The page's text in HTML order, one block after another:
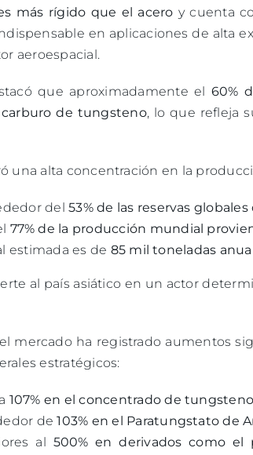
más rígido que el acero y cuenta
en aplicaciones de alta
aeroespacial.
que aproximadamente el 60%
de tungsteno, lo que refleja
una alta concentración en la
del53% de las reservas
77% de la producción mundial
estimada es de 85 mil toneladas
al país asiático en un actor
mercado ha registrado aumentos
estratégicos:
107% en el concentrado de tungsteno
de103% en el Paratungstato de
al 500% en derivados como